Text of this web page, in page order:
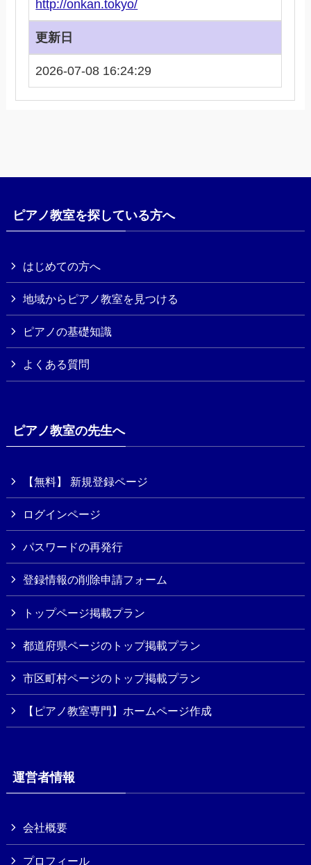
http://onkan.tokyo/
更新日
2026-07-08 16:24:29
ピアノ教室を探している方へ
はじめての方へ
地域からピアノ教室を見つける
ピアノの基礎知識
よくある質問
ピアノ教室の先生へ
【無料】 新規登録ページ
ログインページ
パスワードの再発行
登録情報の削除申請フォーム
トップページ掲載プラン
都道府県ページのトップ掲載プラン
市区町村ページのトップ掲載プラン
【ピアノ教室専門】ホームページ作成
運営者情報
会社概要
プロフィール